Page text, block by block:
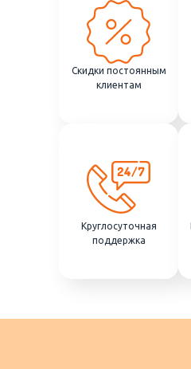
Скидки постоянным
клиентам
Круглосуточная
поддержка